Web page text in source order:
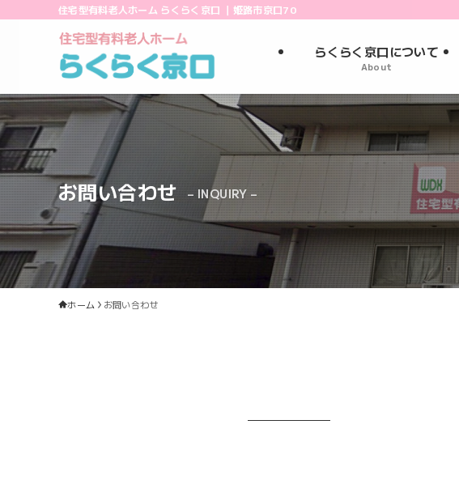
住宅型有料老人ホーム らくらく京口 ｜姫路市京口70
らくらく京口について
About
お問い合わせ – INQUIRY –
ホーム お問い合わせ